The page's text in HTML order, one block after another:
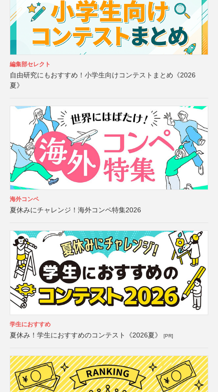
編集部セレクト
自由研究にもおすすめ！小学生向けコンテストまとめ《2026
夏》
海外コンペ
夏休みにチャレンジ！海外コンペ特集2026
学生におすすめ
夏休み！学生におすすめのコンテスト《2026夏》 [PR]